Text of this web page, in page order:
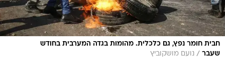
חבית חומר נפץ, גם כלכלית. מהומות בגדה המערבית בחודש
שעבר / נועם מושקוביץ